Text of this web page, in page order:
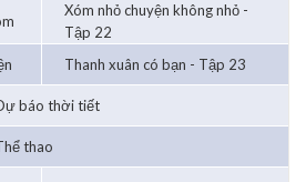
Xóm nhỏ chuyện không nhỏ -
Tập 22
Thanh xuân có bạn - Tập 23
báo thời tiết
thao